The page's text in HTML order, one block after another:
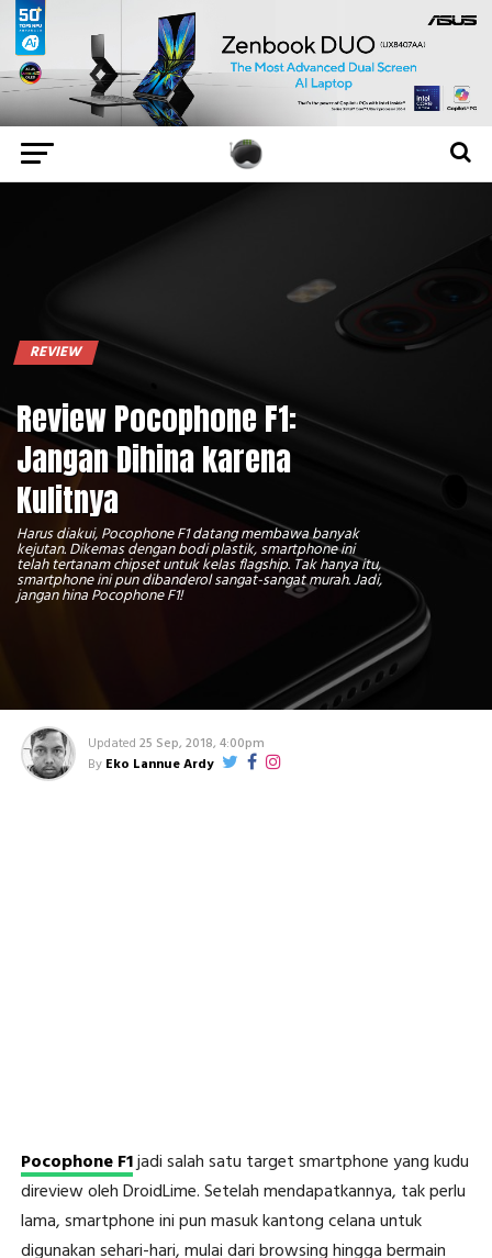
REVIEW
Review Pocophone F1:
Jangan Dihina karena
Kulitnya
Harus diakui, Pocophone F1 datang membawa banyak
kejutan. Dikemas dengan bodi plastik, smartphone ini
telah tertanam chipset untuk kelas flagship. Tak hanya itu,
smartphone ini pun dibanderol sangat-sangat murah. Jadi,
jangan hina Pocophone F1!
Updated 25 Sep, 2018, 4:00pm
By Eko Lannue Ardy
Pocophone F1jadi salah satu target smartphone yang kudu
direview oleh DroidLime. Setelah mendapatkannya, tak perlu
lama, smartphone ini pun masuk kantong celana untuk
digunakan sehari-hari, mulai dari browsing hingga bermain